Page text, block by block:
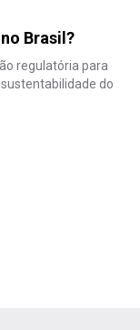
Brasil?
regulatória para
do